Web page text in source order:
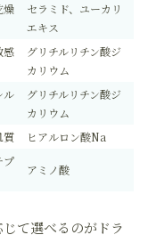
燥
セラミド、ユーカリ
エキス
感
グリチルリチン酸ジ
カリウム
ル
グリチルリチン酸ジ
カリウム
質 ヒアルロン酸Na
プ
アミノ酸
て選べるのがドラ